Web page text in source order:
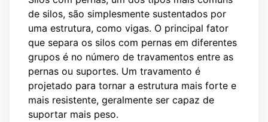
de silos, são simplesmente sustentados por
uma estrutura, como vigas. O principal fator
que separa os silos com pernas em diferentes
grupos é no número de travamentos entre as
pernas ou suportes. Um travamento é
projetado para tornar a estrutura mais forte e
mais resistente, geralmente ser capaz de
suportar mais peso.